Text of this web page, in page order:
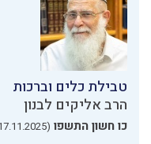
טבילת כלים וברכות
הרב אליקים לבנון
כו חשון התשפו (17.11.2025)